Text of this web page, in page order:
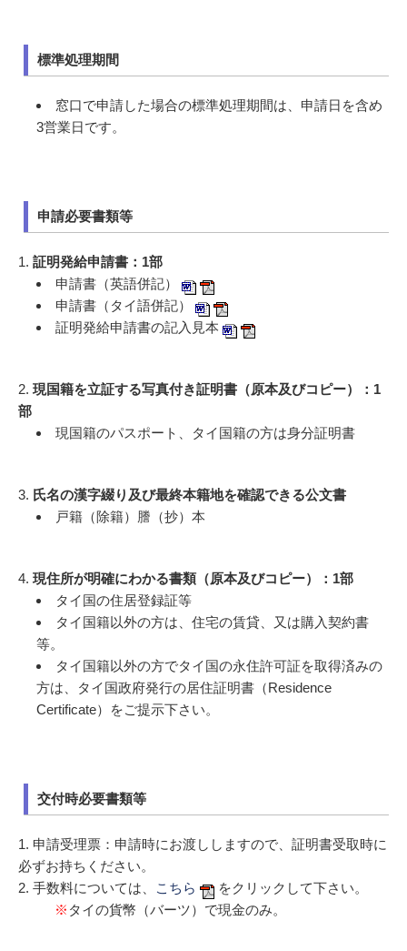
標準処理期間
窓口で申請した場合の標準処理期間は、申請日を含め
3営業日です。
申請必要書類等
1. 証明発給申請書：1部
申請書（英語併記）
申請書（タイ語併記）
証明発給申請書の記入見本
2. 現国籍を立証する写真付き証明書（原本及びコピー）：1
部
現国籍のパスポート、タイ国籍の方は身分証明書
3. 氏名の漢字綴り及び最終本籍地を確認できる公文書
戸籍（除籍）謄（抄）本
4. 現住所が明確にわかる書類（原本及びコピー）：1部
タイ国の住居登録証等
タイ国籍以外の方は、住宅の賃貸、又は購入契約書
等。
タイ国籍以外の方でタイ国の永住許可証を取得済みの
方は、タイ国政府発行の居住証明書（Residence
Certificate）をご提示下さい。
交付時必要書類等
1. 申請受理票：申請時にお渡ししますので、証明書受取時に
必ずお持ちください。
2. 手数料については、
こちら
をクリックして下さい。
※ タイの貨幣（バーツ）で現金のみ。